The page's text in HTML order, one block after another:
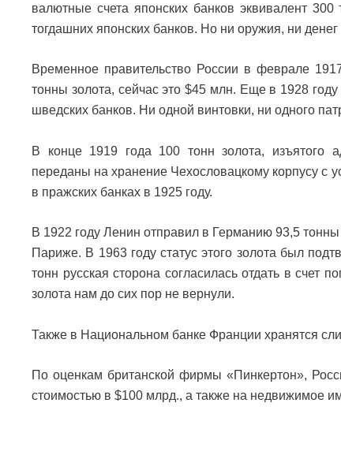
валютные счета японских банков эквивалент
тогдашних японских банков. Но ни оружия, ни
Временное правительство России в феврале
тонны золота, сейчас это $45 млн. Еще в 1928
шведских банков. Ни одной винтовки, ни одного
В конце 1919 года 100 тонн золота, изъятого
переданы на хранение Чехословацкому корпусу с
в пражских банках в 1925 году.
В 1922 году Ленин отправил в Германию 93,5
Париже. В 1963 году статус этого золота был
тонн русская сторона согласилась отдать в счет
золота нам до сих пор не вернули.
Также в Национальном банке Франции хранятся
По оценкам британской фирмы «Пинкертон»,
стоимостью в $100 млрд., а также на недвижимое